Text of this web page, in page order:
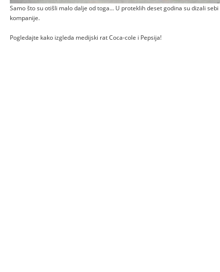
Samo što su otišli malo dalje od toga... U proteklih deset godina su dizali
kompanije.
Pogledajte kako izgleda medijski rat Coca-cole i Pepsija!